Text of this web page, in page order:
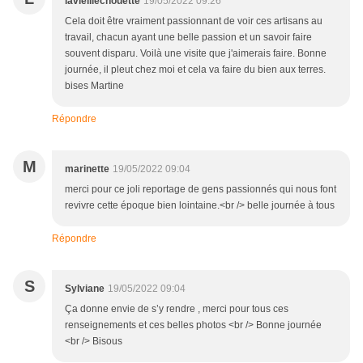
Cela doit être vraiment passionnant de voir ces artisans au
travail, chacun ayant une belle passion et un savoir faire
souvent disparu. Voilà une visite que j'aimerais faire. Bonne
journée, il pleut chez moi et cela va faire du bien aux terres.
bises Martine
Répondre
M marinette 19/05/2022 09:04
merci pour ce joli reportage de gens passionnés qui nous font
revivre cette époque bien lointaine.<br /> belle journée à tous
Répondre
S Sylviane 19/05/2022 09:04
Ça donne envie de s’y rendre , merci pour tous ces
renseignements et ces belles photos <br /> Bonne journée
<br /> Bisous